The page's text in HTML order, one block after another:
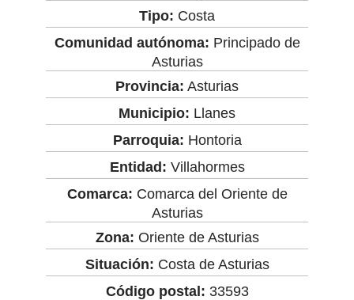
Tipo: Costa
Comunidad autónoma: Principado de
Asturias
Provincia: Asturias
Municipio: Llanes
Parroquia: Hontoria
Entidad: Villahormes
Comarca: Comarca del Oriente de
Asturias
Zona: Oriente de Asturias
Situación: Costa de Asturias
Código postal: 33593